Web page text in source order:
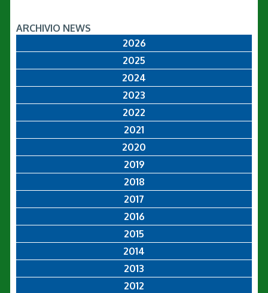
ARCHIVIO NEWS
2026
2025
2024
2023
2022
2021
2020
2019
2018
2017
2016
2015
2014
2013
2012